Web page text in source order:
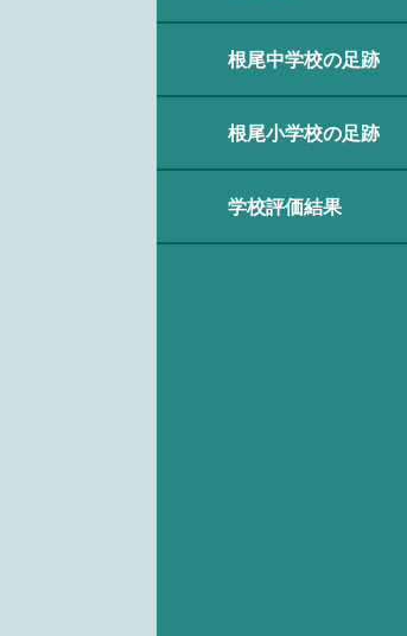
根尾中学校の足跡
根尾小学校の足跡
学校評価結果